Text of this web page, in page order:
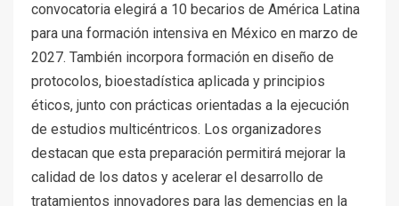
convocatoria elegirá a 10 becarios de América Latina
para una formación intensiva en México en marzo de
2027. También incorpora formación en diseño de
protocolos, bioestadística aplicada y principios
éticos, junto con prácticas orientadas a la ejecución
de estudios multicéntricos. Los organizadores
destacan que esta preparación permitirá mejorar la
calidad de los datos y acelerar el desarrollo de
tratamientos innovadores para las demencias en la